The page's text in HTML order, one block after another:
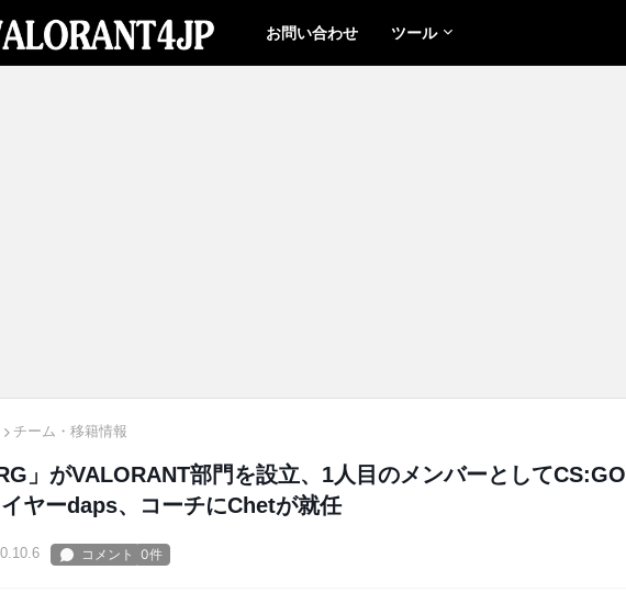
お問い合わせ ツール
チーム・移籍情報
」がVALORANT部門を設立、1人目のメンバーとしてCS:GO
ヤーdaps、コーチにChetが就任